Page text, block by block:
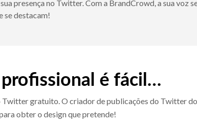
presença no Twitter. Com a BrandCrowd, a sua voz
se destacam!
é fácil…
gratuito. O criador de publicações do Twitter
obter o design que pretende!